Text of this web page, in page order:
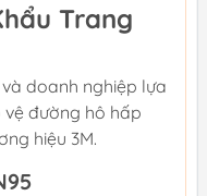
Trang
doanh nghiệp lựa
đường hô hấp
hiệu 3M.